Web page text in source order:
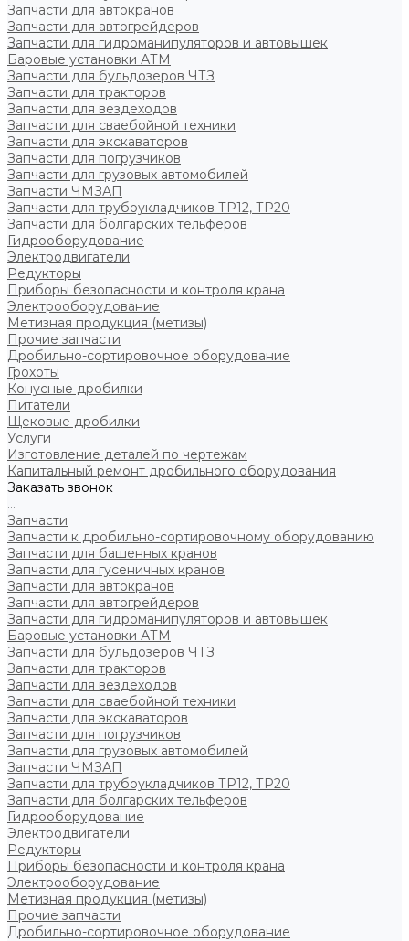
Запчасти для автокранов
Запчасти для автогрейдеров
Запчасти для гидроманипуляторов и автовышек
Баровые установки АТМ
Запчасти для бульдозеров ЧТЗ
Запчасти для тракторов
Запчасти для вездеходов
Запчасти для сваебойной техники
Запчасти для экскаваторов
Запчасти для погрузчиков
Запчасти для грузовых автомобилей
Запчасти ЧМЗАП
Запчасти для трубоукладчиков ТР12, ТР20
Запчасти для болгарских тельферов
Гидрооборудование
Электродвигатели
Редукторы
Приборы безопасности и контроля крана
Электрооборудование
Метизная продукция (метизы)
Прочие запчасти
Дробильно-сортировочное оборудование
Грохоты
Конусные дробилки
Питатели
Щековые дробилки
Услуги
Изготовление деталей по чертежам
Капитальный ремонт дробильного оборудования
Заказать звонок
...
Запчасти
Запчасти к дробильно-сортировочному оборудованию
Запчасти для башенных кранов
Запчасти для гусеничных кранов
Запчасти для автокранов
Запчасти для автогрейдеров
Запчасти для гидроманипуляторов и автовышек
Баровые установки АТМ
Запчасти для бульдозеров ЧТЗ
Запчасти для тракторов
Запчасти для вездеходов
Запчасти для сваебойной техники
Запчасти для экскаваторов
Запчасти для погрузчиков
Запчасти для грузовых автомобилей
Запчасти ЧМЗАП
Запчасти для трубоукладчиков ТР12, ТР20
Запчасти для болгарских тельферов
Гидрооборудование
Электродвигатели
Редукторы
Приборы безопасности и контроля крана
Электрооборудование
Метизная продукция (метизы)
Прочие запчасти
Дробильно-сортировочное оборудование